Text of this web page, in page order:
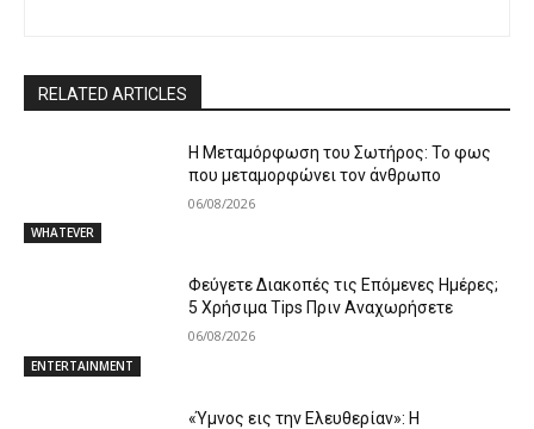
RELATED ARTICLES
WHATEVER
Η Μεταμόρφωση του Σωτήρος: Το φως
που μεταμορφώνει τον άνθρωπο
06/08/2026
ENTERTAINMENT
Φεύγετε Διακοπές τις Επόμενες Ημέρες;
5 Χρήσιμα Tips Πριν Αναχωρήσετε
06/08/2026
«Ύμνος εις την Ελευθερίαν»: Η